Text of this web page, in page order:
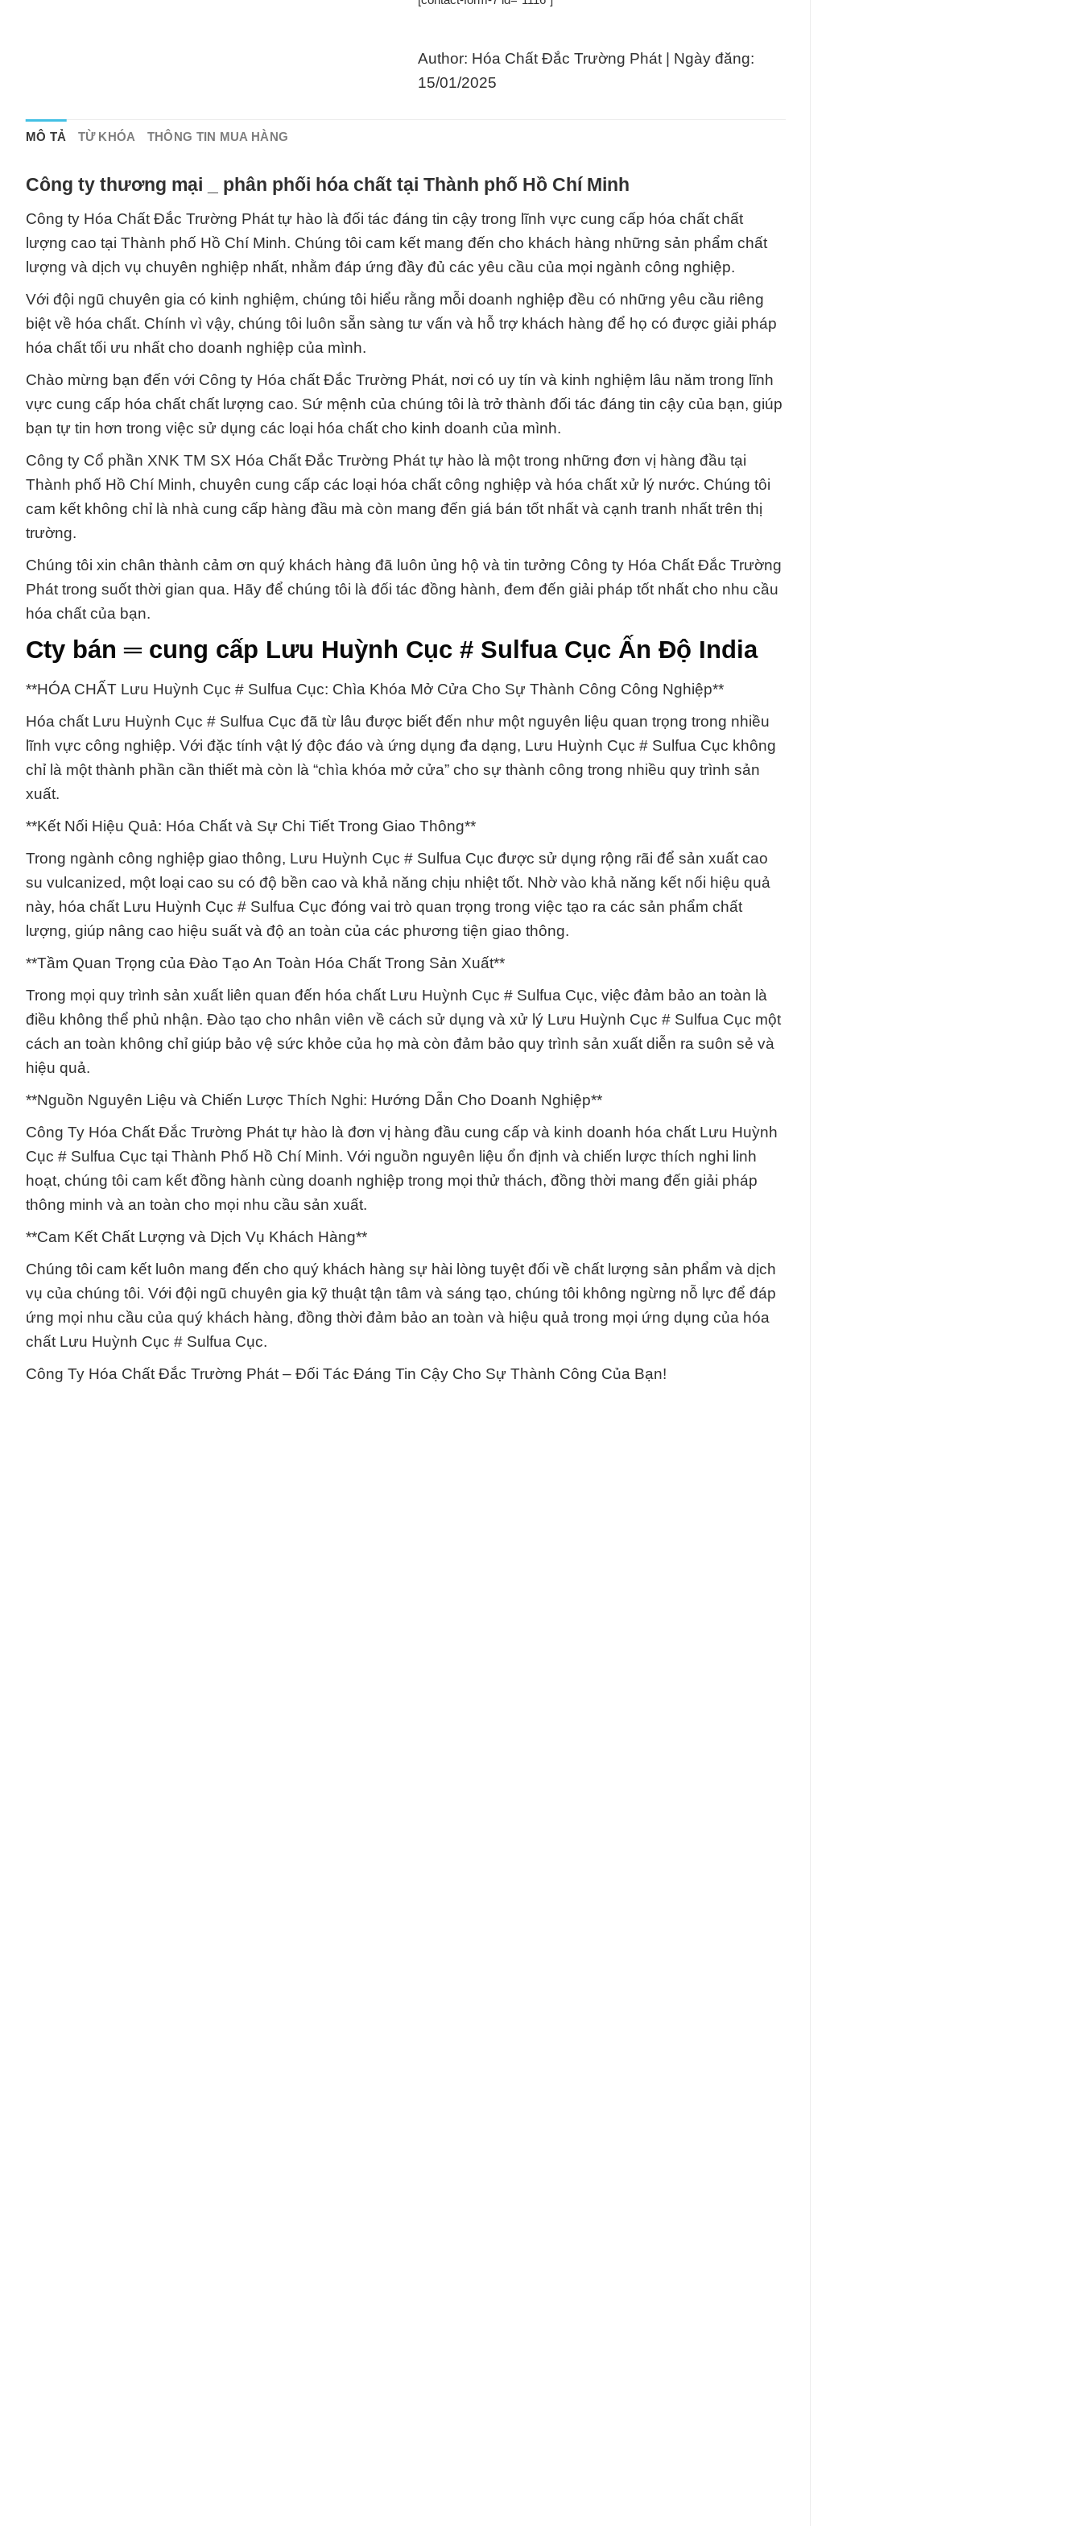
Author: Hóa Chất Đắc Trường Phát | Ngày đăng:
15/01/2025
MÔ TẢ TỪ KHÓA THÔNG TIN MUA HÀNG
Công ty thương mại _ phân phối hóa chất tại Thành phố Hồ Chí Minh
Công ty Hóa Chất Đắc Trường Phát tự hào là đối tác đáng tin cậy trong lĩnh vực cung cấp hóa chất chất
lượng cao tại Thành phố Hồ Chí Minh. Chúng tôi cam kết mang đến cho khách hàng những sản phẩm chất
lượng và dịch vụ chuyên nghiệp nhất, nhằm đáp ứng đầy đủ các yêu cầu của mọi ngành công nghiệp.
Với đội ngũ chuyên gia có kinh nghiệm, chúng tôi hiểu rằng mỗi doanh nghiệp đều có những yêu cầu riêng
biệt về hóa chất. Chính vì vậy, chúng tôi luôn sẵn sàng tư vấn và hỗ trợ khách hàng để họ có được giải pháp
hóa chất tối ưu nhất cho doanh nghiệp của mình.
Chào mừng bạn đến với Công ty Hóa chất Đắc Trường Phát, nơi có uy tín và kinh nghiệm lâu năm trong lĩnh
vực cung cấp hóa chất chất lượng cao. Sứ mệnh của chúng tôi là trở thành đối tác đáng tin cậy của bạn, giúp
bạn tự tin hơn trong việc sử dụng các loại hóa chất cho kinh doanh của mình.
Công ty Cổ phần XNK TM SX Hóa Chất Đắc Trường Phát tự hào là một trong những đơn vị hàng đầu tại
Thành phố Hồ Chí Minh, chuyên cung cấp các loại hóa chất công nghiệp và hóa chất xử lý nước. Chúng tôi
cam kết không chỉ là nhà cung cấp hàng đầu mà còn mang đến giá bán tốt nhất và cạnh tranh nhất trên thị
trường.
Chúng tôi xin chân thành cảm ơn quý khách hàng đã luôn ủng hộ và tin tưởng Công ty Hóa Chất Đắc Trường
Phát trong suốt thời gian qua. Hãy để chúng tôi là đối tác đồng hành, đem đến giải pháp tốt nhất cho nhu cầu
hóa chất của bạn.
Cty bán ═ cung cấp Lưu Huỳnh Cục # Sulfua Cục Ấn Độ India
**HÓA CHẤT Lưu Huỳnh Cục # Sulfua Cục: Chìa Khóa Mở Cửa Cho Sự Thành Công Công Nghiệp**
Hóa chất Lưu Huỳnh Cục # Sulfua Cục đã từ lâu được biết đến như một nguyên liệu quan trọng trong nhiều
lĩnh vực công nghiệp. Với đặc tính vật lý độc đáo và ứng dụng đa dạng, Lưu Huỳnh Cục # Sulfua Cục không
chỉ là một thành phần cần thiết mà còn là “chìa khóa mở cửa” cho sự thành công trong nhiều quy trình sản
xuất.
**Kết Nối Hiệu Quả: Hóa Chất và Sự Chi Tiết Trong Giao Thông**
Trong ngành công nghiệp giao thông, Lưu Huỳnh Cục # Sulfua Cục được sử dụng rộng rãi để sản xuất cao
su vulcanized, một loại cao su có độ bền cao và khả năng chịu nhiệt tốt. Nhờ vào khả năng kết nối hiệu quả
này, hóa chất Lưu Huỳnh Cục # Sulfua Cục đóng vai trò quan trọng trong việc tạo ra các sản phẩm chất
lượng, giúp nâng cao hiệu suất và độ an toàn của các phương tiện giao thông.
**Tầm Quan Trọng của Đào Tạo An Toàn Hóa Chất Trong Sản Xuất**
Trong mọi quy trình sản xuất liên quan đến hóa chất Lưu Huỳnh Cục # Sulfua Cục, việc đảm bảo an toàn là
điều không thể phủ nhận. Đào tạo cho nhân viên về cách sử dụng và xử lý Lưu Huỳnh Cục # Sulfua Cục một
cách an toàn không chỉ giúp bảo vệ sức khỏe của họ mà còn đảm bảo quy trình sản xuất diễn ra suôn sẻ và
hiệu quả.
**Nguồn Nguyên Liệu và Chiến Lược Thích Nghi: Hướng Dẫn Cho Doanh Nghiệp**
Công Ty Hóa Chất Đắc Trường Phát tự hào là đơn vị hàng đầu cung cấp và kinh doanh hóa chất Lưu Huỳnh
Cục # Sulfua Cục tại Thành Phố Hồ Chí Minh. Với nguồn nguyên liệu ổn định và chiến lược thích nghi linh
hoạt, chúng tôi cam kết đồng hành cùng doanh nghiệp trong mọi thử thách, đồng thời mang đến giải pháp
thông minh và an toàn cho mọi nhu cầu sản xuất.
**Cam Kết Chất Lượng và Dịch Vụ Khách Hàng**
Chúng tôi cam kết luôn mang đến cho quý khách hàng sự hài lòng tuyệt đối về chất lượng sản phẩm và dịch
vụ của chúng tôi. Với đội ngũ chuyên gia kỹ thuật tận tâm và sáng tạo, chúng tôi không ngừng nỗ lực để đáp
ứng mọi nhu cầu của quý khách hàng, đồng thời đảm bảo an toàn và hiệu quả trong mọi ứng dụng của hóa
chất Lưu Huỳnh Cục # Sulfua Cục.
Công Ty Hóa Chất Đắc Trường Phát – Đối Tác Đáng Tin Cậy Cho Sự Thành Công Của Bạn!